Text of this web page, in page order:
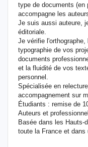
type de documents (en
accompagne les
Je suis aussi auteure,
éditoriale.
Je vérifie
typographie de vos
documents
et la fluidité de vos
personnel.
Spécialisée en
accompagnement sur
Étudiants : remise de
Auteurs et
Basée dans les Hauts-
toute la France et dans